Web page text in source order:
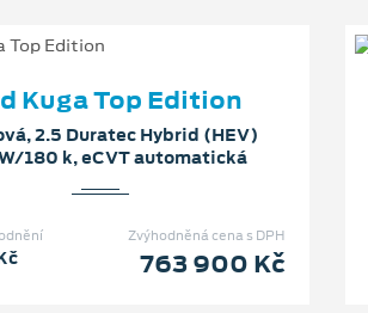
Kuga Top Edition
2.5 Duratec Hybrid (HEV)
180 k, eCVT automatická
Zvýhodněná cena s DPH
763 900 Kč